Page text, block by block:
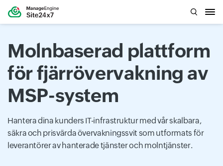
Molnbaserad plattform
för fjärrövervakning av
MSP-system
Hantera dina kunders IT-infrastruktur med vår skalbara,
säkra och prisvärda övervakningssvit som utformats för
leverantörer av hanterade tjänster och molntjänster.